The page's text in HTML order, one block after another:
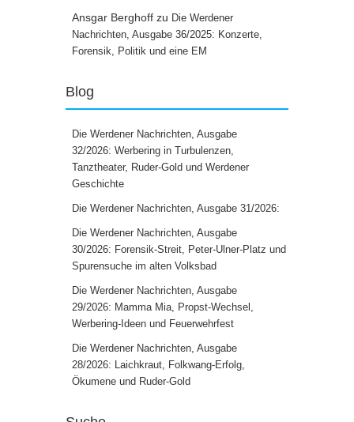
Ansgar Berghoff zu Die Werdener
Nachrichten, Ausgabe 36/2025: Konzerte,
Forensik, Politik und eine EM
Blog
Die Werdener Nachrichten, Ausgabe
32/2026: Werbering in Turbulenzen,
Tanztheater, Ruder-Gold und Werdener
Geschichte
Die Werdener Nachrichten, Ausgabe 31/2026:
Die Werdener Nachrichten, Ausgabe
30/2026: Forensik-Streit, Peter-Ulner-Platz und
Spurensuche im alten Volksbad
Die Werdener Nachrichten, Ausgabe
29/2026: Mamma Mia, Propst-Wechsel,
Werbering-Ideen und Feuerwehrfest
Die Werdener Nachrichten, Ausgabe
28/2026: Laichkraut, Folkwang-Erfolg,
Ökumene und Ruder-Gold